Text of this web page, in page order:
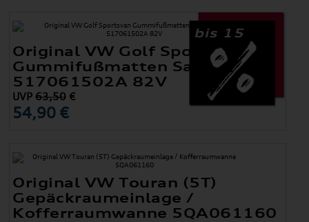
bis 15
Original VW Golf Sportsvan
Gummifußmatten Satz Vorne
517061502A 82V
UVP63,50 €
54,90 €
Original VW Touran (5T)
Gepäckraumeinlage /
Kofferraumwanne 5QA061160